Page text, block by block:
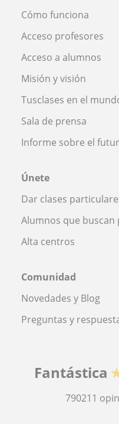
Cómo funciona
Acceso profesores
Acceso a alumnos
Misión y visión
Tusclases en el
Sala de prensa
Informe sobre el
Únete
Dar clases
Alumnos que
Alta centros
Comunidad
Novedades y Blog
Preguntas y
Fantástica
790211